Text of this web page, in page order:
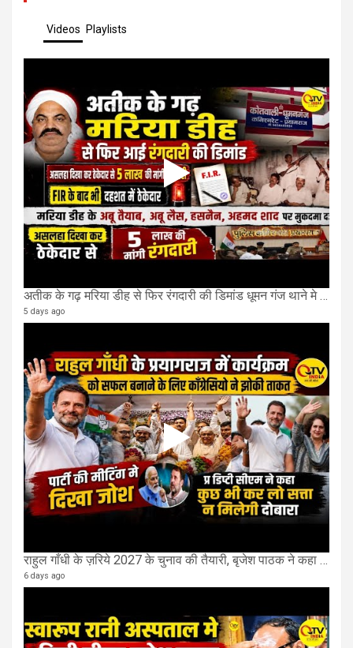
Videos Playlists
अतीक के गढ़ मरिया डीह से फिर रंगदारी की डिमांड धूमन गंज थाने मे 4 के खिलाफ मुकदमा दर्ज
5 days ago
राहुल गाँधी के ज़रिये 2027 के चुनाव की तैयारी, बृजेश पाठक ने कहा चुक चुकी हैं कांग्रेस
6 days ago